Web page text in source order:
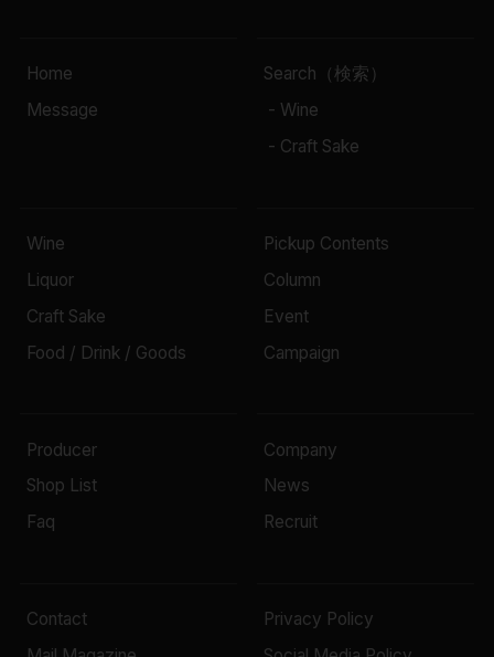
Home
Message
Search（検索）
- Wine
- Craft Sake
Wine
Liquor
Craft Sake
Food / Drink / Goods
Pickup Contents
Column
Event
Campaign
Producer
Shop List
Faq
Company
News
Recruit
Contact
Privacy Policy